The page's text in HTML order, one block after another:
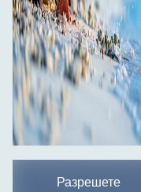
Разрешете